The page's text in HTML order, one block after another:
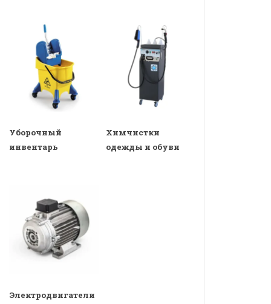
Уборочный
инвентарь
Химчистки
одежды и обуви
Электродвигатели